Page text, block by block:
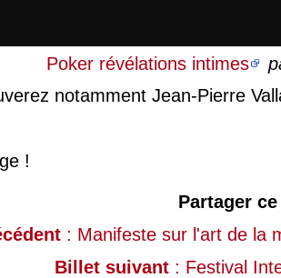
Poker révélations intimes
notamment Jean-Pierre
!
Partager
: Manifeste sur l'art de la
Billet suivant : Festival